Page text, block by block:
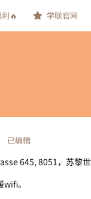
🔥 学联官网
已编辑
645, 8051，苏黎
。